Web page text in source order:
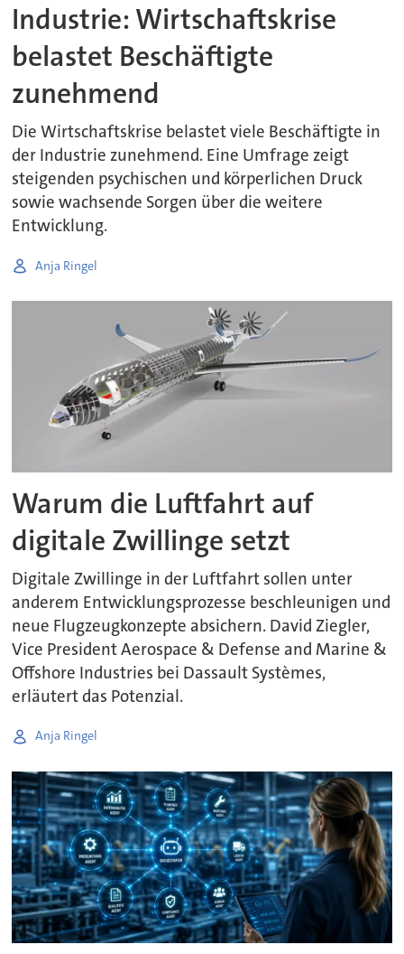
Industrie: Wirtschaftskrise
belastet Beschäftigte
zunehmend
Die Wirtschaftskrise belastet viele Beschäftigte in
der Industrie zunehmend. Eine Umfrage zeigt
steigenden psychischen und körperlichen Druck
sowie wachsende Sorgen über die weitere
Entwicklung.
Anja Ringel
Warum die Luftfahrt auf
digitale Zwillinge setzt
Digitale Zwillinge in der Luftfahrt sollen unter
anderem Entwicklungsprozesse beschleunigen und
neue Flugzeugkonzepte absichern. David Ziegler,
Vice President Aerospace & Defense and Marine &
Offshore Industries bei Dassault Systèmes,
erläutert das Potenzial.
Anja Ringel